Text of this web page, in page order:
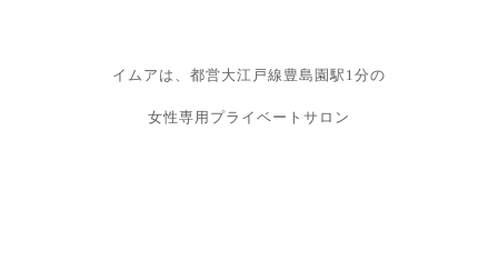
イムアは、都営大江戸線豊島園駅1分の
女性専用プライベートサロン